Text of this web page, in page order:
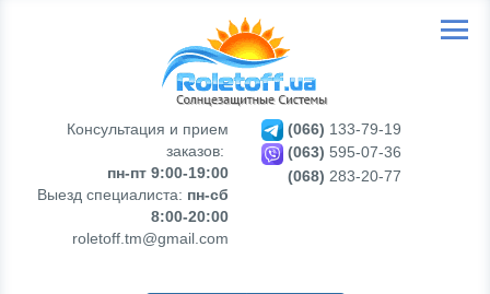
Консультация и прием
заказов:
пн-пт 9:00-19:00
Выезд специалиста: пн-сб
8:00-20:00
roletoff.tm@gmail.com
(066) 133-79-19
(063) 595-07-36
(068) 283-20-77